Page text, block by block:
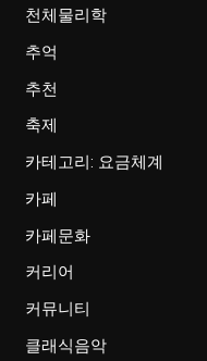
천체물리학
추억
추천
축제
카테고리: 요금체계
카페
카페문화
커리어
커뮤니티
클래식음악